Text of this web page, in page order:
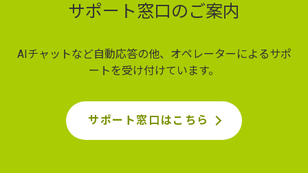
サポート窓口のご案内
AIチャットなど自動応答の他、オペレーターによるサポ
ートを受け付けています。
サポート窓口はこちら